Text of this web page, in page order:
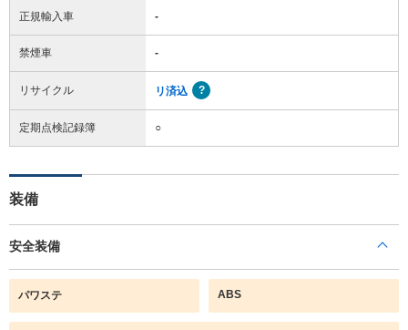
正規輸入車 -
禁煙車 -
リサイクル リ済込
定期点検記録簿 ○
装備
安全装備
パワステ ABS